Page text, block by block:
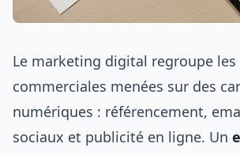
Le marketing digital regroupe les
commerciales menées sur des
numériques : référencement,
sociaux et publicité en ligne. Un